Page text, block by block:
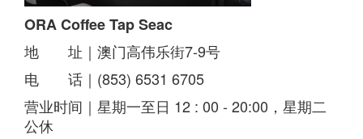
ORA Coffee Tap Seac
地 址｜澳门高伟乐街7-9号
电 话｜(853) 6531 6705
营业时间｜星期一至日 12 : 00 - 20:00，星期二
公休